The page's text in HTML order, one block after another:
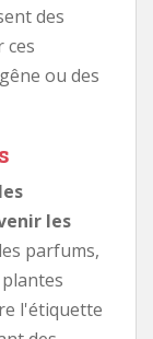
des
ces
ou des
les
parfums,
l'étiquette